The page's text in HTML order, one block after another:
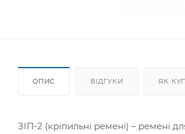
ОПИС ВІДГУКИ ЯК
ЗІП-2 (кріпильні ремені) –